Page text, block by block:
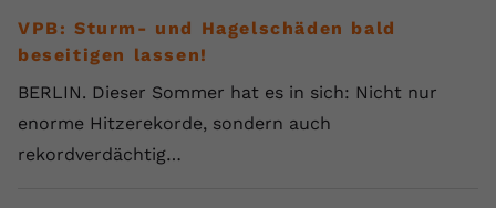
VPB: Sturm- und Hagelschäden bald
beseitigen lassen!
BERLIN. Dieser Sommer hat es in sich: Nicht nur
enorme Hitzerekorde, sondern auch
rekordverdächtig…
Laufzeit Session
Zweck
Videopräferenzen des Benutzers zu
speichern, der eingebettete YouTube-
Videos verwendet.